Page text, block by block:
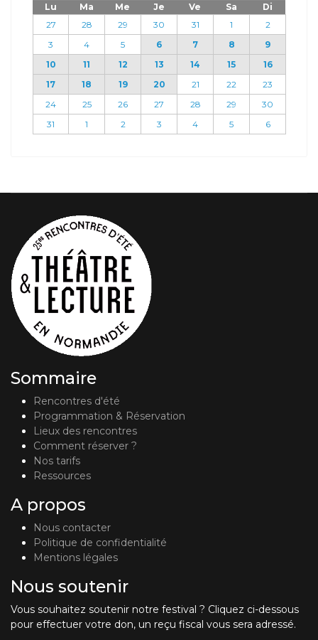
Lu Ma Me Je Ve Sa
Di
27
28 29 30 31 1
2
3
4 5 6 7 8
9
10
11 12 13 14 15
16
17
18 19 20 21 22
23
24
25 26 27 28 29
30
31
1 2 3 4 5 6
Sommaire
Rencontres d'été
Programmation & Réservation
Lieux des rencontres
Comment réserver ?
Nos tarifs
Ressources
A propos
Nous contacter
Politique de confidentialité
Mentions légales
Nous soutenir
Vous souhaitez soutenir notre festival ? Cliquez ci-dessous
pour effectuer votre don, un reçu fiscal vous sera adressé.